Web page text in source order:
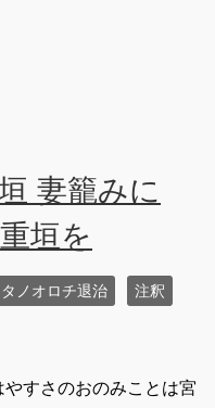
妻籠みに
垣を
ノオロチ退治 注釈
すさのおのみことは宮